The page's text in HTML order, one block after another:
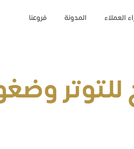
العملاء المدونة فروعنا